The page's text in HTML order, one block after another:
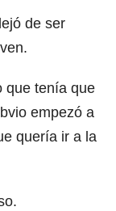
de ser
que tenía que
empezó a
quería ir a la